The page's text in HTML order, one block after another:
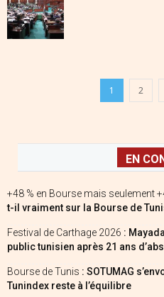
1 2
EN
+48 % en Bourse mais seulement
t-il vraiment sur la Bourse de
Festival de Carthage 2026 :
public tunisien après 21 ans
Bourse de Tunis : SOTUMAG
Tunindex reste à l’équilibre